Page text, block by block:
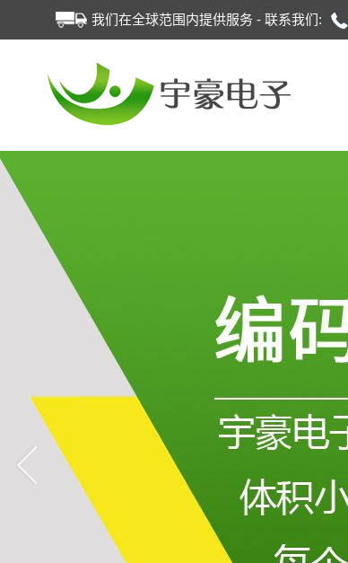
我们在全球范围内提供服务 - 联系我们: